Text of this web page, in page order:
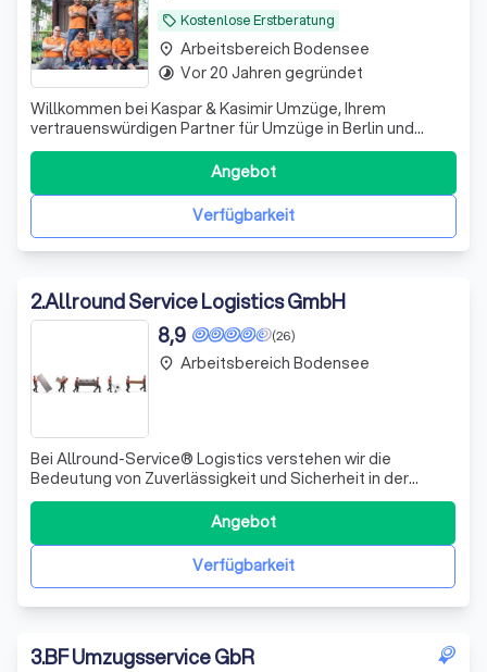
local_offer Kostenlose Erstberatung
Willkommen bei Kaspar & Kasimir Umzüge, Ihrem
vertrauenswürdigen Partner für Umzüge in Berlin und
darüber hinaus. Als Familienunternehmen mit über 18
Jahren Erfahrung verstehen wir die Herausforderungen
und Bedürfnisse, die mit einem Umzug verbunden sind.
Unser Ziel ist es, Ihnen einen reibungslosen
Verfügbarkeit
Angebot
place Arbeitsbereich Bodensee
timelapse Vor 20 Jahren gegründet
2.Allround Service Logistics GmbH
(26)
8,9
Bei Allround-Service® Logistics verstehen wir die
Bedeutung von Zuverlässigkeit und Sicherheit in der
Logistikbranche. Seit unserer Gründung im Jahr 1988
haben wir uns darauf spezialisiert, maßgeschneiderte
Transport- und Umzugslösungen für private und
gewerbliche Kunden anzubieten. Unser engagierte
Verfügbarkeit
Angebot
place Arbeitsbereich Bodensee
3.BF Umzugsservice GbR